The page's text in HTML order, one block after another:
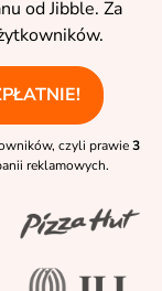
od Jibble. Za
czyli prawie 3
reklamowych.